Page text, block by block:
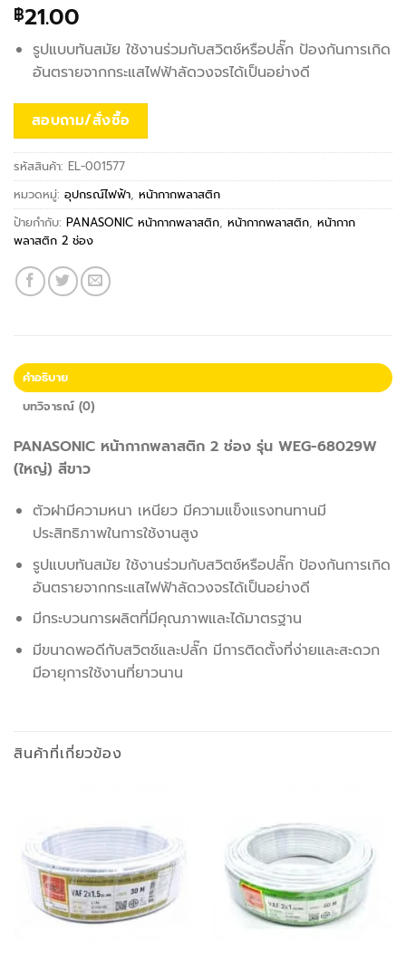
฿21.00
รูปแบบทันสมัย ใช้งานร่วมกับสวิตช์หรือปลั๊ก ป้องกันการเกิด
อันตรายจากกระแสไฟฟ้าลัดวงจรได้เป็นอย่างดี
สอบถาม/สั่งซื้อ
รหัสสินค้า: EL-001577
หมวดหมู่: อุปกรณ์ไฟฟ้า, หน้ากากพลาสติก
ป้ายกำกับ: PANASONIC หน้ากากพลาสติก, หน้ากากพลาสติก, หน้ากาก
พลาสติก 2 ช่อง
คำอธิบาย
บทวิจารณ์ (0)
PANASONIC หน้ากากพลาสติก 2 ช่อง รุ่น WEG-68029W
(ใหญ่) สีขาว
ตัวฝามีความหนา เหนียว มีความแข็งแรงทนทานมี
ประสิทธิภาพในการใช้งานสูง
รูปแบบทันสมัย ใช้งานร่วมกับสวิตช์หรือปลั๊ก ป้องกันการเกิด
อันตรายจากกระแสไฟฟ้าลัดวงจรได้เป็นอย่างดี
มีกระบวนการผลิตที่มีคุณภาพและได้มาตรฐาน
มีขนาดพอดีกับสวิตช์และปลั๊ก มีการติดตั้งที่ง่ายและสะดวก
มีอายุการใช้งานที่ยาวนาน
สินค้าที่เกี่ยวข้อง